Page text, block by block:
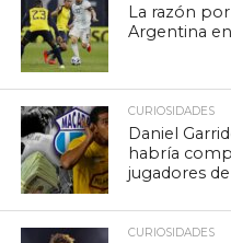
La razón
Argentina
CURIOSIDADES
Daniel
habría
jugadores
CURIOSIDADES